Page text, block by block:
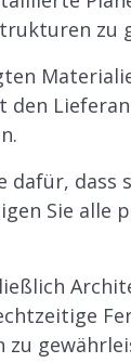
zu
den
dafür, dass
Sie alle
zu